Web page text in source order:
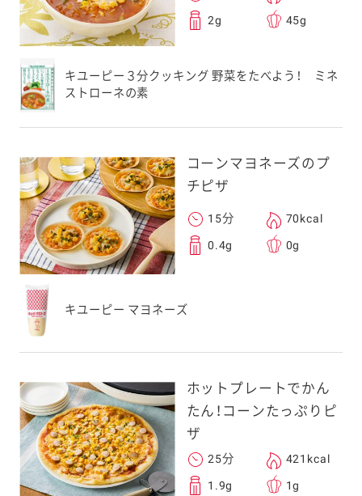
2g 45g
キユーピー３分クッキング 野菜をたべよう！ ミネ
ストローネの素
コーンマヨネーズのプ
チピザ
15分 70kcal
0.4g 0g
キユーピー マヨネーズ
ホットプレートでかん
たん！コーンたっぷりピ
ザ
25分 421kcal
1.9g 1g